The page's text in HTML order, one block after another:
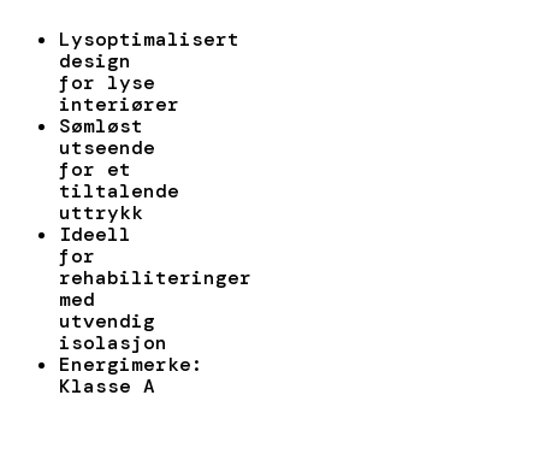
Lysoptimalisert
design
for lyse
interiører
Sømløst
utseende
for et
tiltalende
uttrykk
Ideell
for
rehabiliteringer
med
utvendig
isolasjon
Energimerke:
Klasse A